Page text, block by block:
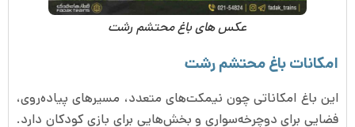
عکس های باغ محتشم رشت
امکانات باغ محتشم رشت
این باغ امکاناتی چون نیمکت‌های متعدد، مسیرهای پیاده‌روی،
فضایی برای دوچرخه‌سواری و بخش‌هایی برای بازی کودکان دارد.